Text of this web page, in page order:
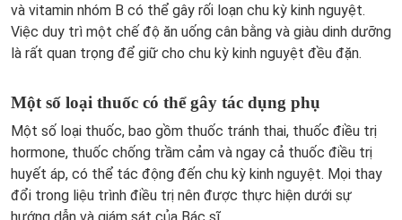
và vitamin nhóm B có thể gây rối loạn chu kỳ kinh nguyệt.
Việc duy trì một chế độ ăn uống cân bằng và giàu dinh dưỡng
là rất quan trọng để giữ cho chu kỳ kinh nguyệt đều đặn.
Một số loại thuốc có thể gây tác dụng phụ
Một số loại thuốc, bao gồm thuốc tránh thai, thuốc điều trị
hormone, thuốc chống trầm cảm và ngay cả thuốc điều trị
huyết áp, có thể tác động đến chu kỳ kinh nguyệt. Mọi thay
đổi trong liệu trình điều trị nên được thực hiện dưới sự